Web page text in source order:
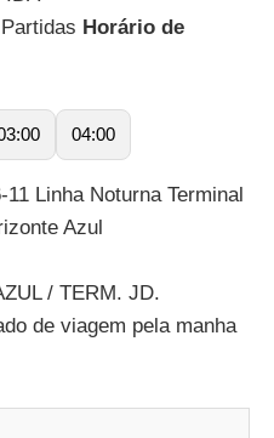
Horário de
04:00
11 Linha Noturna Terminal
Azul
/ TERM. JD.
de viagem pela manha